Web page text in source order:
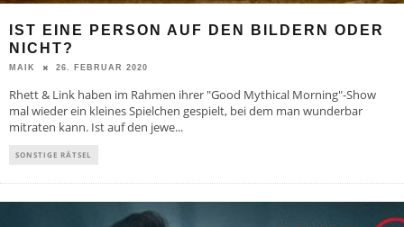
IST EINE PERSON AUF DEN BILDERN ODER
NICHT?
MAIK 26. FEBRUAR 2020
Rhett & Link haben im Rahmen ihrer "Good Mythical Morning"-Show
mal wieder ein kleines Spielchen gespielt, bei dem man wunderbar
mitraten kann. Ist auf den jewe...
SONSTIGE RÄTSEL